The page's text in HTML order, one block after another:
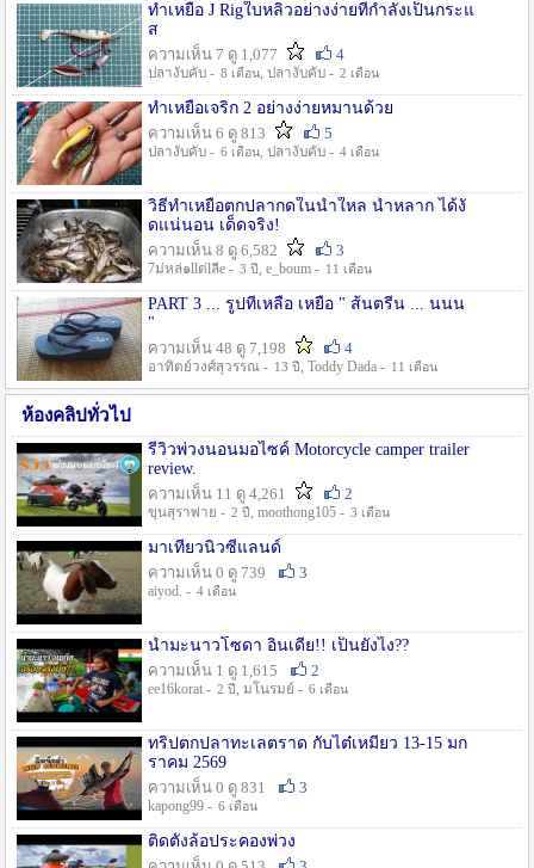
ทำเหยื่อ J Rigใบหลิวอย่างง่ายที่กำลังเป็นกระแ
ส
ความเห็น 7 ดู 1,077
4
ปลางับคับ - 8 เดือน, ปลางับคับ - 2 เดือน
ทำเหยื่อเจริก 2 อย่างง่ายหมานด้วย
ความเห็น 6 ดู 813
5
ปลางับคับ - 6 เดือน, ปลางับคับ - 4 เดือน
วิธีทำเหยื่อตกปลากดในน้ำใหล น้ำหลาก ได้งั
ดแน่นอน เด็ดจริง!
ความเห็น 8 ดู 6,582
3
7ม่หล่๑llต่lลีe - 3 ปี , e_boum - 11 เดือน
PART 3 ... รูปที่เหลือ เหยื่อ " ส้นตรีน ... นนน
"
ความเห็น 48 ดู 7,198
4
อาทิตย์วงศ์สุวรรณ - 13 ปี , Toddy Dada - 11 เดือน
ห้องคลิปทั่วไป
รีวิวพ่วงนอนมอไซค์ Motorcycle camper trailer
review.
ความเห็น 11 ดู 4,261
2
ขุนสุราพ่าย - 2 ปี , moothong105 - 3 เดือน
มาเที่ยวนิวซีแลนด์
ความเห็น 0 ดู 739
3
aiyod. - 4 เดือน
น้ำมะนาวโซดา อินเดีย!! เป็นยังไง??
ความเห็น 1 ดู 1,615
2
ee16korat - 2 ปี , มโนรมย์ - 6 เดือน
ทริปตกปลาทะเลตราด กับไต๋เหมี่ยว 13-15 มก
ราคม 2569
ความเห็น 0 ดู 831
3
kapong99 - 6 เดือน
ติดตั้งล้อประคองพ่วง